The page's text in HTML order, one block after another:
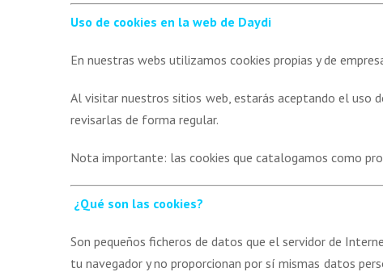
Uso de cookies en la web de Daydi
En nuestras webs utilizamos cookies propias y de
Al visitar nuestros sitios web, estarás aceptando el uso
revisarlas de forma regular.
Nota importante: las cookies que catalogamos como
¿Qué son las cookies?
Son pequeños ficheros de datos que el servidor de
tu navegador y no proporcionan por sí mismas datos